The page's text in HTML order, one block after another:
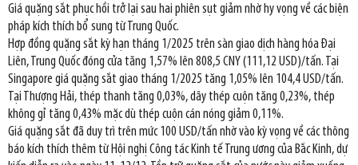
Giá quặng sắt phục hồi trở lại sau hai phiên sụt giảm nhờ hy vọng về các biện
pháp kích thích bổ sung từ Trung Quốc.
Hợp đồng quặng sắt kỳ hạn tháng 1/2025 trên sàn giao dịch hàng hóa Đại
Liên, Trung Quốc đóng cửa tăng 1,57% lên 808,5 CNY (111,12 USD)/tấn. Tại
Singapore giá quặng sắt giao tháng 1/2025 tăng 1,05% lên 104,4 USD/tấn.
Tại Thượng Hải, thép thanh tăng 0,03%, dây thép cuộn tăng 0,23%, thép
không gỉ tăng 0,43% mặc dù thép cuộn cán nóng giảm 0,11%.
Giá quặng sắt đã duy trì trên mức 100 USD/tấn nhờ vào kỳ vọng về các thông
báo kích thích thêm từ Hội nghị Công tác Kinh tế Trung ương của Bắc Kinh, dự